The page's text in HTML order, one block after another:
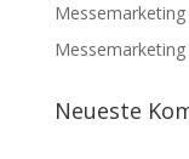
Neueste